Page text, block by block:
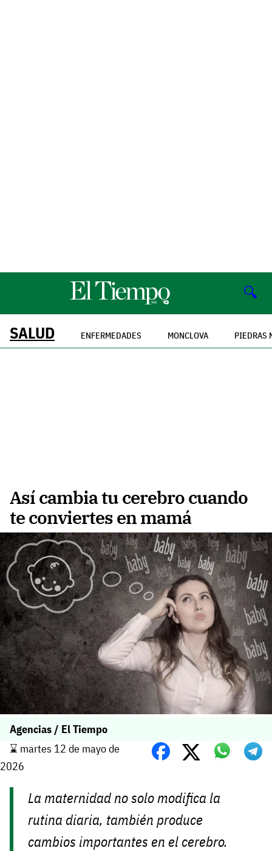
🔍
SALUD ENFERMEDADES MONCLOVA PIEDRAS
Así cambia tu cerebro cuando
te conviertes en mamá
Agencias / El Tiempo
⌛️ martes 12 de mayo de
2026
La maternidad no solo modifica la
rutina diaria, también produce
cambios importantes en el cerebro.